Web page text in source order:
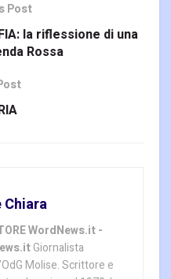
Post
la riflessione di una
Rossa
Chiara
WordNews.it -
Giornalista
Molise. Scrittore e